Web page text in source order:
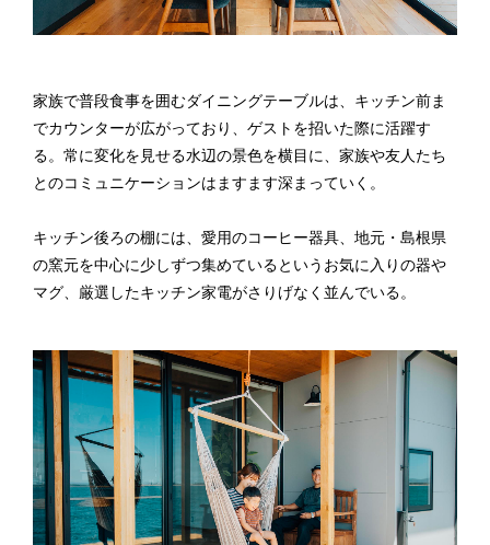
家族で普段食事を囲むダイニングテーブルは、キッチン前ま
でカウンターが広がっており、ゲストを招いた際に活躍す
る。常に変化を見せる水辺の景色を横目に、家族や友人たち
とのコミュニケーションはますます深まっていく。
キッチン後ろの棚には、愛用のコーヒー器具、地元・島根県
の窯元を中心に少しずつ集めているというお気に入りの器や
マグ、厳選したキッチン家電がさりげなく並んでいる。